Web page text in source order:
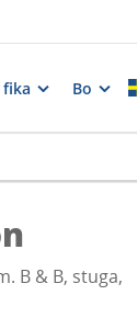
Bo
B & B, stuga,